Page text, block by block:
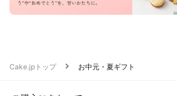
Cake.jpトップ お中元・夏ギフト